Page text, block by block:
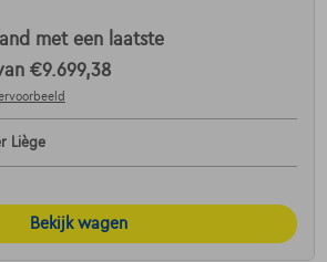
met een laatste
€9.699,38
Liège
Bekijk wagen